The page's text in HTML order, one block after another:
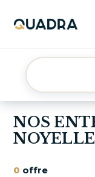
NOS
0 offre